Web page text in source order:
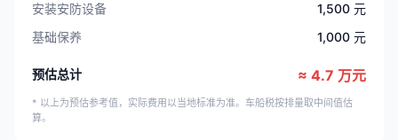
安装安防设备
1,500 元
基础保养
1,000 元
预估总计 ≈ 4.7 万元
* 以上为预估参考值，实际费用以当地标准为准。车船税按排量取中间值估
算。